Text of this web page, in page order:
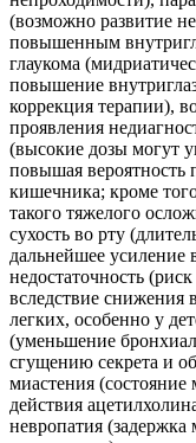
(возможно развитие
повышенным
глаукома
повышение
коррекция терапии),
проявления
(высокие дозы могут
повышая вероятность
кишечника; кроме
такого тяжелого
сухость во рту
дальнейшее усиление
недостаточность
вследствие снижения
легких, особенно у
(уменьшение
сгущению секрета и
миастения (состояние
действия
невропатия